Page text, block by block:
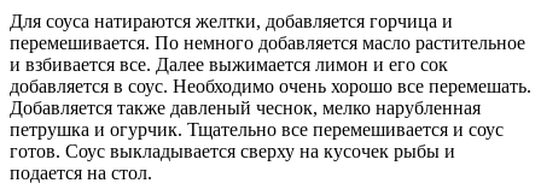
Для соуса натираются желтки, добавляется горчица и
перемешивается. По немного добавляется масло растительное
и взбивается все. Далее выжимается лимон и его сок
добавляется в соус. Необходимо очень хорошо все перемешать.
Добавляется также давленый чеснок, мелко нарубленная
петрушка и огурчик. Тщательно все перемешивается и соус
готов. Соус выкладывается сверху на кусочек рыбы и
подается на стол.